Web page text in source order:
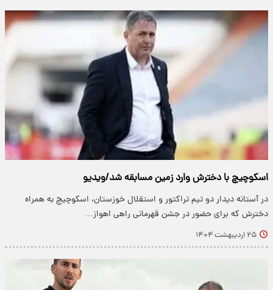
اسکوچیچ با دخترش وارد زمین مسابقه شد/ویدیو
در آستانه دیدار دو تیم تراکتور و استقلال خوزستان، اسکوچیچ به همراه
دخترش که برای حضور در جشن قهرمانی راهی اهواز…
۲۵ اردیبهشت ۱۴۰۴